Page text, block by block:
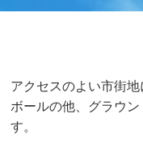
アクセスのよい市街
ボールの他、グラウ
す。